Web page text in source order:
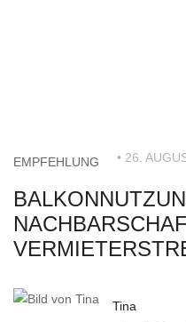
EMPFEHLUNG • 26.
Tina